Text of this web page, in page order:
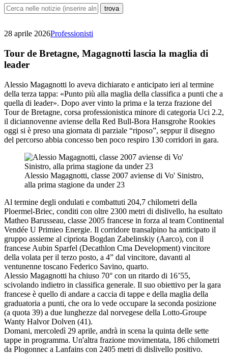
28 aprile 2026Professionisti
Tour de Bretagne, Magagnotti lascia la maglia di
leader
Alessio Magagnotti lo aveva dichiarato e anticipato ieri al termine
della terza tappa: «Punto più alla maglia della classifica a punti che a
quella di leader». Dopo aver vinto la prima e la terza frazione del
Tour de Bretagne, corsa professionistica minore di categoria Uci 2.2,
il diciannovenne aviense della Red Bull-Bora Hansgrohe Rookies
oggi si è preso una giornata di parziale “riposo”, seppur il disegno
del percorso abbia concesso ben poco respiro 130 corridori in gara.
Alessio Magagnotti, classe 2007 aviense di Vo' Sinistro,
alla prima stagione da under 23
Al termine degli ondulati e combattuti 204,7 chilometri della
Ploermel-Briec, conditi con oltre 2300 metri di dislivello, ha esultato
Matheo Barusseau, classe 2005 francese in forza al team Continental
Vendée U Primieo Energie. Il corridore transalpino ha anticipato il
gruppo assieme al cipriota Bogdan Zabelinskiy (Aarco), con il
francese Aubin Sparfel (Decathlon Cma Development) vincitore
della volata per il terzo posto, a 4” dal vincitore, davanti al
ventunenne toscano Federico Savino, quarto.
Alessio Magagnotti ha chiuso 70° con un ritardo di 16’55,
scivolando indietro in classifica generale. Il suo obiettivo per la gara
francese è quello di andare a caccia di tappe e della maglia della
graduatoria a punti, che ora lo vede occupare la seconda posizione
(a quota 39) a due lunghezze dal norvegese della Lotto-Groupe
Wanty Halvor Dolven (41).
Domani, mercoledì 29 aprile, andrà in scena la quinta delle sette
tappe in programma. Un'altra frazione movimentata, 186 chilometri
da Plogonnec a Lanfains con 2405 metri di dislivello positivo.